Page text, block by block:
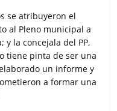
se atribuyeron el
al Pleno municipal a
y la concejala del PP,
tiene pinta de ser una
un informe y
a formar una